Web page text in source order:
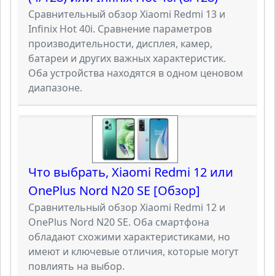
Сравнительный обзор Xiaomi Redmi 13 и
Infinix Hot 40i. Сравнение параметров
производительности, дисплея, камер,
батареи и других важных характеристик.
Оба устройства находятся в одном ценовом
диапазоне.
Что выбрать, Xiaomi Redmi 12 или
OnePlus Nord N20 SE [Обзор]
Сравнительный обзор Xiaomi Redmi 12 и
OnePlus Nord N20 SE. Оба смартфона
обладают схожими характеристиками, но
имеют и ключевые отличия, которые могут
повлиять на выбор.